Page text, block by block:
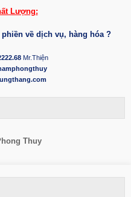
Lượng:
về dịch vụ, hàng hóa ?
Mr.Thiện